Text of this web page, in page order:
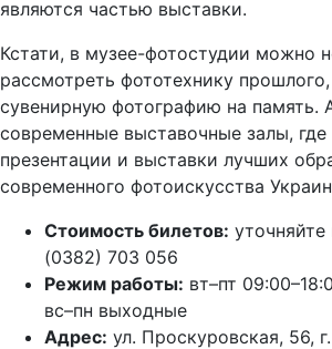
являются частью выставки.
Кстати, в музее-фотостудии можно
рассмотреть фототехнику
сувенирную фотографию на память.
современные выставочные залы, где
презентации и выставки лучших
современного фотоискусства
Стоимость билетов:
(0382) 703 056
Режим работы: вт–пт
вс–пн выходные
Адрес: ул. Проскуровская, 56,